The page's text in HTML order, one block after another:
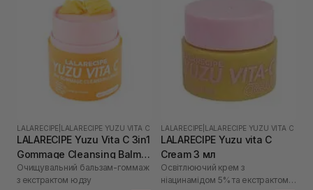
LALARECIPE LALARECIPE YUZU VITA C
LALARECIPE Yuzu Vita C 3in1
Gommage Cleansing Balm
50 мл
Очищувальний бальзам-гоммаж
з екстрактом юдзу
LALARECIPE LALARECIPE YUZU VITA C
LALARECIPE Yuzu vita C
Cream 3 мл
Освітлюючий крем з
ніацинамідом 5% та екстрактом